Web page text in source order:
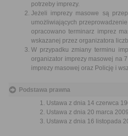
potrzeby imprezy.
Jeżeli imprezy masowe są
umożliwiających
opracowano terminarz imprez
wskazanej przez organizatora
W przypadku zmiany terminu
organizator imprezy masowej na
imprezy masowej oraz Policję i
Podstawa prawna
Ustawa z dnia 14 czerwca
Ustawa z dnia 20 marca
Ustawa z dnia 16 listopada